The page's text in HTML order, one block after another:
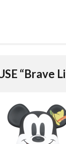
“Brave